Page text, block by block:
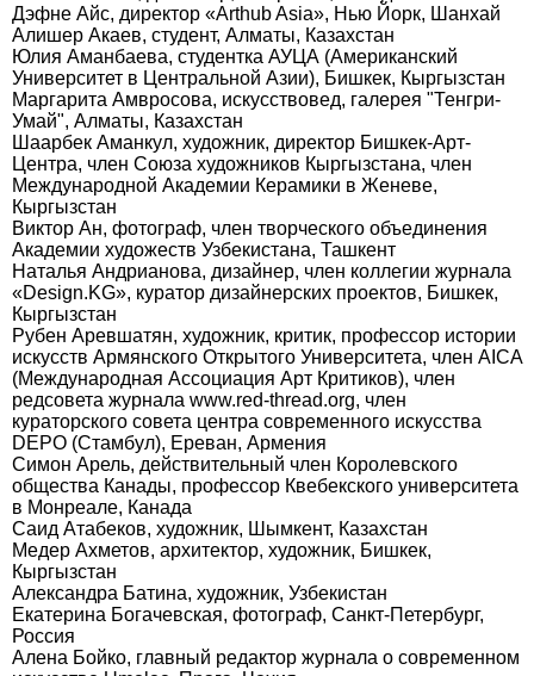
Дэфне Айс, директор «Arthub Asia», Нью Йорк, Шанхай
Алишер Акаев, студент, Алматы, Казахстан
Юлия Аманбаева, студентка АУЦА (Американский
Университет в Центральной Азии), Бишкек, Кыргызстан
Маргарита Амвросова, искусствовед, галерея "Тенгри-
Умай", Алматы, Казахстан
Шаарбек Аманкул, художник, директор Бишкек-Арт-
Центра, член Союза художников Кыргызстана, член
Международной Академии Керамики в Женеве,
Кыргызстан
Виктор Ан, фотограф, член творческого объединения
Академии художеств Узбекистана, Ташкент
Наталья Андрианова, дизайнер, член коллегии журнала
«Design.KG», куратор дизайнерских проектов, Бишкек,
Кыргызстан
Рубен Аревшатян, художник, критик, профессор истории
искусств Армянского Открытого Университета, член AICA
(Международная Ассоциация Арт Критиков), член
редсовета журнала www.red-thread.org, член
кураторского совета центра современного искусства
DEPO (Стамбул), Ереван, Армения
Симон Арель, действительный член Королевского
общества Канады, профессор Квебекского университета
в Монреале, Канада
Саид Атабеков, художник, Шымкент, Казахстан
Медер Ахметов, архитектор, художник, Бишкек,
Кыргызстан
Александра Батина, художник, Узбекистан
Екатерина Богачевская, фотограф, Санкт-Петербург,
Россия
Алена Бойко, главный редактор журнала о современном